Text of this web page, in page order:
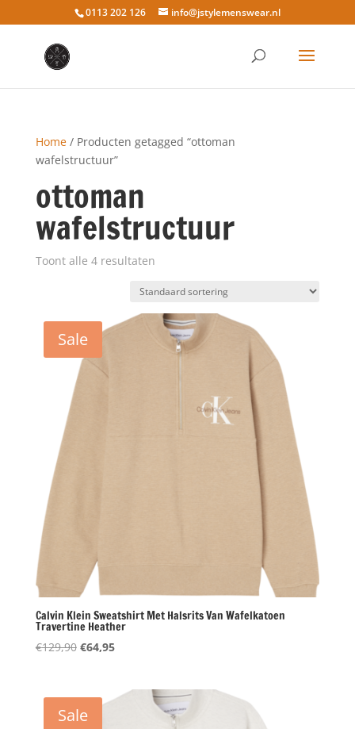
0113 202 126 info@jstylemenswear.nl
Home/ Producten getagged “ottoman
wafelstructuur”
ottoman
wafelstructuur
Toont alle 4 resultaten
Sale
Calvin Klein Sweatshirt Met Halsrits Van Wafelkatoen
Travertine Heather
€129,90 Oorspronkelijke
€129,90.
€64,95Huidige
€64,95.
Sale